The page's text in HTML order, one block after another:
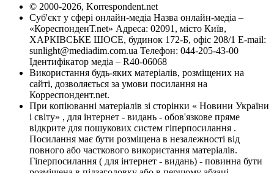
© 2000-2026, Korrespondent.net
Суб'єкт у сфері онлайн-медіа Назва онлайн-медіа –
«КореспонденТ.net» Адреса: 02091, місто Київ,
ХАРКІВСЬКЕ ШОСЕ, будинок 172-Б, офіс 208/1 E-mail:
sunlight@mediadim.com.ua Телефон: 044-205-43-00
Ідентифікатор медіа – R40-06068
Використання будь-яких матеріалів, розміщених на
сайті, дозволяється за умови посилання на
Корреспондент.net.
При копіюванні матеріалів зі сторінки « Новини України
і світу» , для інтернет - видань - обов'язкове пряме
відкрите для пошукових систем гіперпосилання .
Посилання має бути розміщена в незалежності від
повного або часткового використання матеріалів.
Гіперпосилання ( для інтернет - видань) - повинна бути